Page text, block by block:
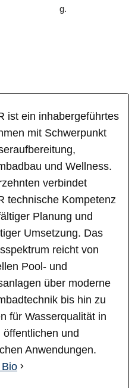
g.
ist ein inhabergeführtes
mit Schwerpunkt
und Wellness.
verbindet
technische Kompetenz
Planung und
Umsetzung. Das
reicht von
Pool- und
über moderne
bis hin zu
für Wasserqualität in
öffentlichen und
Anwendungen.